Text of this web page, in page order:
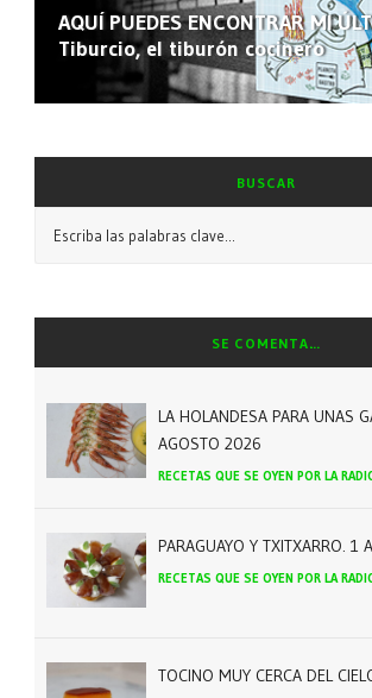
AQUÍ PUEDES ENCONTRAR MI
Tiburcio, el tiburón cocinero
BUSCAR
SE COMENTA…
LA HOLANDESA PARA UNAS
AGOSTO 2026
RECETAS QUE SE OYEN POR LA
PARAGUAYO Y TXITXARRO. 1
RECETAS QUE SE OYEN POR LA
TOCINO MUY CERCA DEL